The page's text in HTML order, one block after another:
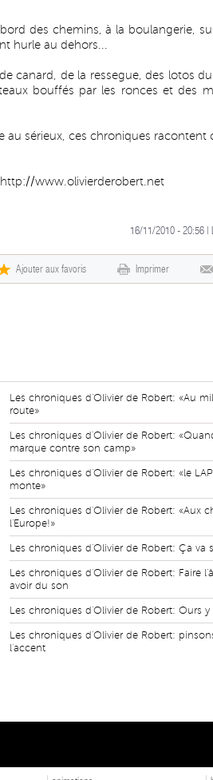
des chemins, à la boulangerie,
hurle au dehors...
canard, de la ressegue, des lotos
bouffés par les ronces et des
au sérieux, ces chroniques racontent
http://www.olivierderobert.net
16/11/2010 - 20:56 |
Ajouter aux favoris Imprimer
Les chroniques d'Olivier de Robert: «Au
route»
Les chroniques d'Olivier de Robert:
marque contre son camp»
Les chroniques d'Olivier de Robert: «le
monte»
Les chroniques d'Olivier de Robert: «Aux
l'Europe!»
Les chroniques d'Olivier de Robert: Ça va
Les chroniques d'Olivier de Robert: Faire
avoir du son
Les chroniques d'Olivier de Robert: Ours y
Les chroniques d'Olivier de Robert:
l'accent